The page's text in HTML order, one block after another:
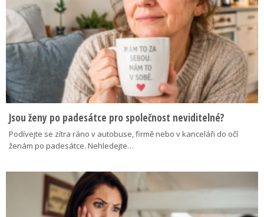
Jsou ženy po padesátce pro společnost neviditelné?
Podívejte se zítra ráno v autobuse, firmě nebo v kanceláři do očí
ženám po padesátce. Nehledejte…